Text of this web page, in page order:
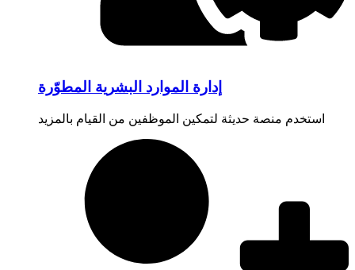
إدارة الموارد البشرية المطوّرة
استخدم منصة حديثة لتمكين الموظفين من القيام بالمزيد